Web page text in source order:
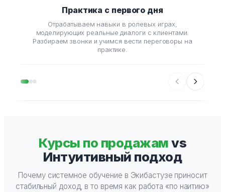
Практика с первого дня
Отрабатываем навыки в ролевых играх,
моделирующих реальные диалоги с клиентами.
Разбираем звонки и учимся вести переговоры на
практике.
Курсы по продажамvs
Интуитивный подход
Почему системное обучение в Экибастузе приносит
стабильный доход, в то время как работа «по наитию»